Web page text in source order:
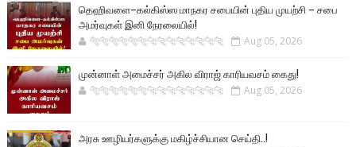
தெஹிவளை–கல்கிஸ்ஸ மாநகர சபையின் புதிய முயற்சி – சபை
அமர்வுகள் இனி நேரலையில்!
🐅🐅🐅🐅🐅🐅🐆🐆🐆🐆🐆🐆🐆🐆 Aug 05, 2026
முன்னாள் அமைச்சர் அகில விராஜ் காரியவசம் கைது!
🐅🐅🐅🐅🐅🐅🐆🐆🐆🐆🐆🐆🐆🐆 Aug 05, 2026
அரசு ஊழியர்களுக்கு மகிழ்ச்சியான செய்தி..!